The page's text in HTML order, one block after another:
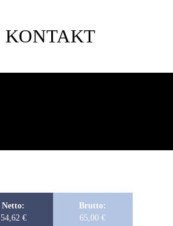
KONTAKT
Netto:
54,62 €
Brutto:
65,00€